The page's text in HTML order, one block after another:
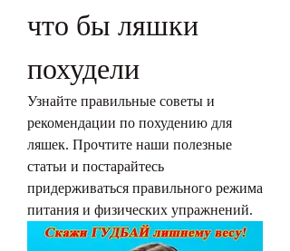
что бы ляшки
похудели
Узнайте правильные советы и
рекомендации по похудению для
ляшек. Прочтите наши полезные
статьи и постарайтесь
придерживаться правильного режима
питания и физических упражнений.